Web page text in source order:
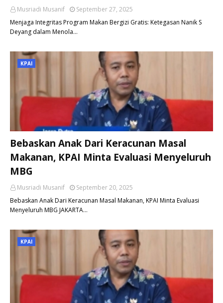
Musriadi Musanif
September 27, 2025
Menjaga Integritas Program Makan Bergizi Gratis: Ketegasan Nanik S
Deyang dalam Menola…
KPAI
Bebaskan Anak Dari Keracunan Masal
Makanan, KPAI Minta Evaluasi Menyeluruh
MBG
Musriadi Musanif
September 20, 2025
Bebaskan Anak Dari Keracunan Masal Makanan, KPAI Minta Evaluasi
Menyeluruh MBG JAKARTA…
KPAI